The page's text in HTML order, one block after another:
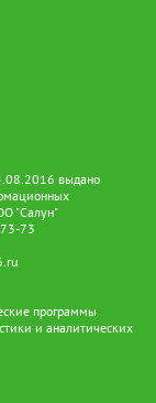
выдано
"Салун"
73
программы
и аналитических